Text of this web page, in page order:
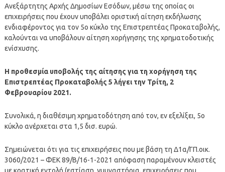
Ανεξάρτητης Αρχής Δημοσίων Εσόδων, μέσω της οποίας οι
επιχειρήσεις που έχουν υποβάλει οριστική αίτηση εκδήλωσης
ενδιαφέροντος για τον 5ο κύκλο της Επιστρεπτέας Προκαταβολής,
καλούνται να υποβάλουν αίτηση χορήγησης της χρηματοδοτικής
ενίσχυσης.
Η προθεσμία υποβολής της αίτησης για τη χορήγηση της
Επιστρεπτέας Προκαταβολής 5 λήγει την Τρίτη, 2
Φεβρουαρίου 2021.
Συνολικά, η διαθέσιμη χρηματοδότηση από τον, εν εξελίξει, 5ο
κύκλο ανέρχεται στα 1,5 δισ. ευρώ.
Σημειώνεται ότι για τις επιχειρήσεις που με βάση τη Δ1α/ΓΠ.οικ.
3060/2021 – ΦΕΚ 89/Β/16-1-2021 απόφαση παραμένουν κλειστές
με κρατική εντολή (εστίαση, γυμναστήρια, επιχειρήσεις που